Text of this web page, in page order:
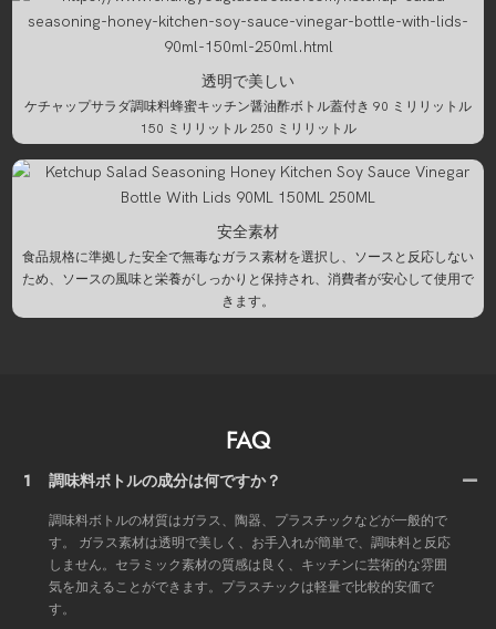
透明で美しい
ケチャップサラダ調味料蜂蜜キッチン醤油酢ボトル蓋付き 90 ミリリットル
150 ミリリットル 250 ミリリットル
安全素材
食品規格に準拠した安全で無毒なガラス素材を選択し、ソースと反応しない
ため、ソースの風味と栄養がしっかりと保持され、消費者が安心して使用で
きます。
FAQ
1 調味料ボトルの成分は何ですか？
調味料ボトルの材質はガラス、陶器、プラスチックなどが一般的で
す。 ガラス素材は透明で美しく、お手入れが簡単で、調味料と反応
しません。セラミック素材の質感は良く、キッチンに芸術的な雰囲
気を加えることができます。プラスチックは軽量で比較的安価で
す。